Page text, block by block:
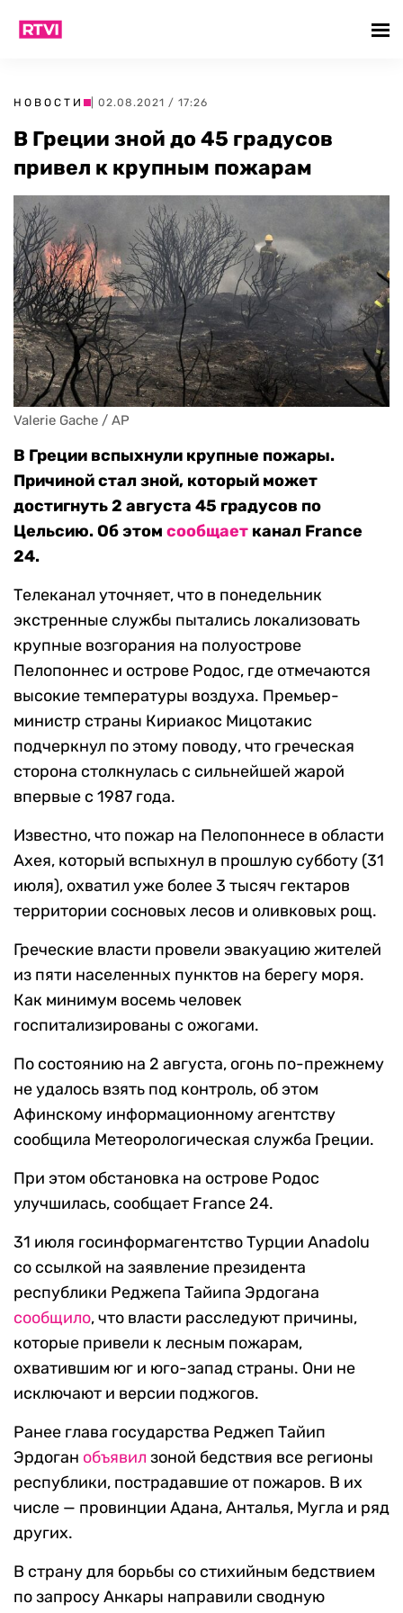
НОВОСТИ | 02.08.2021 / 17:26
В Греции зной до 45 градусов
привел к крупным пожарам
Valerie Gache / AP
В Греции вспыхнули крупные пожары.
Причиной стал зной, который может
достигнуть 2 августа 45 градусов по
Цельсию. Об этом сообщает канал France
24.
Телеканал уточняет, что в понедельник
экстренные службы пытались локализовать
крупные возгорания на полуострове
Пелопоннес и острове Родос, где отмечаются
высокие температуры воздуха. Премьер-
министр страны Кириакос Мицотакис
подчеркнул по этому поводу, что греческая
сторона столкнулась с сильнейшей жарой
впервые с 1987 года.
Известно, что пожар на Пелопоннесе в области
Ахея, который вспыхнул в прошлую субботу (31
июля), охватил уже более 3 тысяч гектаров
территории сосновых лесов и оливковых рощ.
Греческие власти провели эвакуацию жителей
из пяти населенных пунктов на берегу моря.
Как минимум восемь человек
госпитализированы с ожогами.
По состоянию на 2 августа, огонь по-прежнему
не удалось взять под контроль, об этом
Афинскому информационному агентству
сообщила Метеорологическая служба Греции.
При этом обстановка на острове Родос
улучшилась, сообщает France 24.
31 июля госинформагентство Турции Anadolu
со ссылкой на заявление президента
республики Реджепа Тайипа Эрдогана
сообщило, что власти расследуют причины,
которые привели к лесным пожарам,
охватившим юг и юго-запад страны. Они не
исключают и версии поджогов.
Ранее глава государства Реджеп Тайип
Эрдоган объявил зоной бедствия все регионы
республики, пострадавшие от пожаров. В их
числе — провинции Адана, Анталья, Мугла и ряд
других.
В страну для борьбы со стихийным бедствием
по запросу Анкары направили сводную